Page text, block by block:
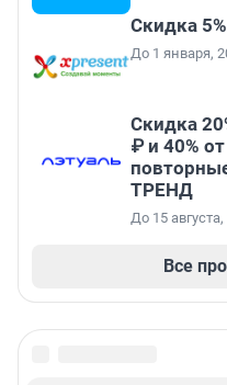
Скидка
До 1 января,
Скидка
₽ и 40%
ТРЕНД
До 15
Все